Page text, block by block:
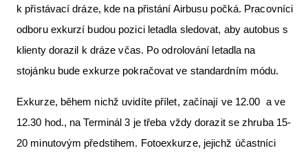
k přistávací dráze, kde na přistání Airbusu počká. Pracovníci
odboru exkurzí budou pozici letadla sledovat, aby autobus s
klienty dorazil k dráze včas. Po odrolování letadla na
stojánku bude exkurze pokračovat ve standardním módu.
Exkurze, během nichž uvidíte přílet, začínají ve 12.00 a ve
12.30 hod., na Terminál 3 je třeba vždy dorazit se zhruba 15-
20 minutovým předstihem. Fotoexkurze, jejichž účastníci